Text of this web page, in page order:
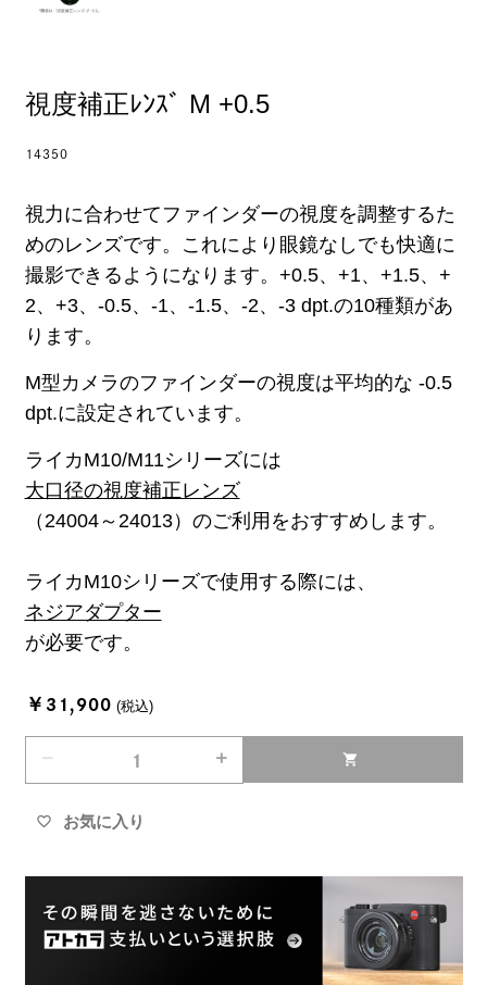
視度補正ﾚﾝｽﾞ M +0.5
14350
視力に合わせてファインダーの視度を調整するた
めのレンズです。これにより眼鏡なしでも快適に
撮影できるようになります。+0.5、+1、+1.5、+
2、+3、-0.5、-1、-1.5、-2、-3 dpt.の10種類があ
ります。
M型カメラのファインダーの視度は平均的な -0.5
dpt.に設定されています。
ライカM10/M11シリーズには
大口径の視度補正レンズ
（24004～24013）のご利用をおすすめします。
ライカM10シリーズで使用する際には、
ネジアダプター
が必要です。
￥31,900 (税込)
remove add shopping_cart
favorite_border お気に入り